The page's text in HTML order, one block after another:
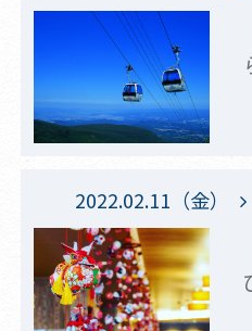
2022.02.11（金）